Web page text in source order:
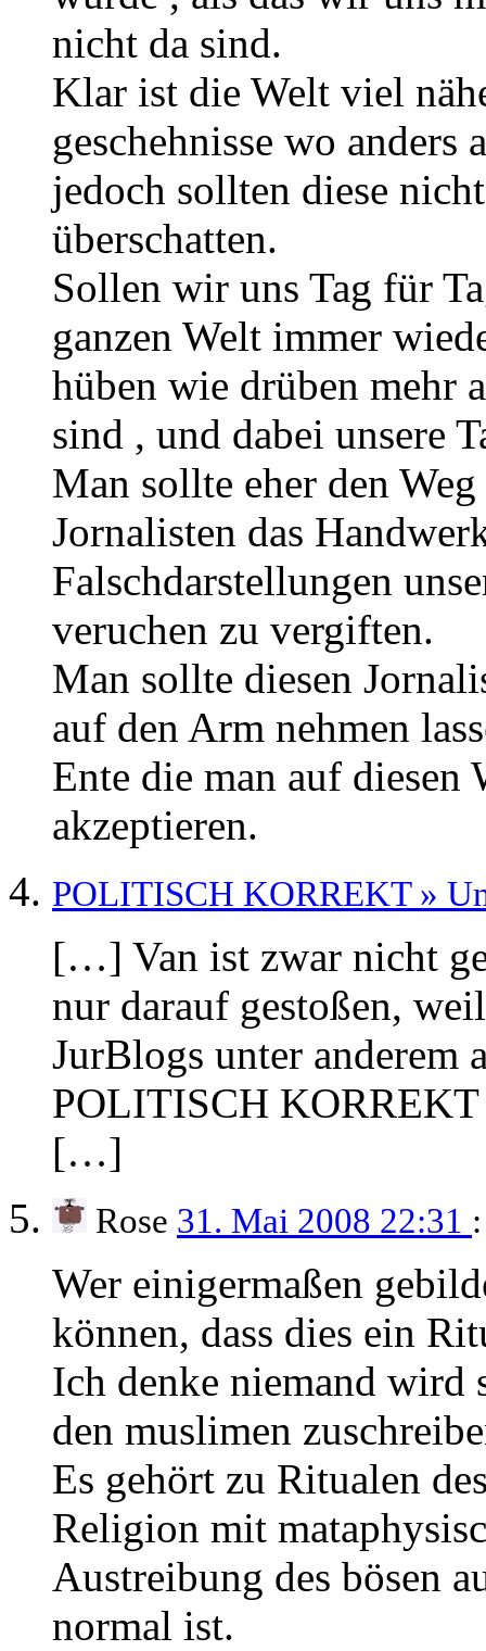
nicht da sind.
Klar ist die Welt viel
geschehnisse wo
jedoch sollten diese
überschatten.
Sollen wir uns Tag für
ganzen Welt immer
hüben wie drüben mehr
sind , und dabei unsere
Man sollte eher den
Jornalisten das
Falschdarstellungen
veruchen zu vergiften.
Man sollte diesen
auf den Arm nehmen
Ente die man auf diesen
akzeptieren.
POLITISCH KORREKT »
[…] Van ist zwar nicht
nur darauf gestoßen,
JurBlogs unter anderem
POLITISCH KORREKT
[…]
Rose 31. Mai 2008 22:31 :
Wer einigermaßen
können, dass dies ein
Ich denke niemand wird
den muslimen
Es gehört zu Ritualen
Religion mit
Austreibung des bösen
normal ist.